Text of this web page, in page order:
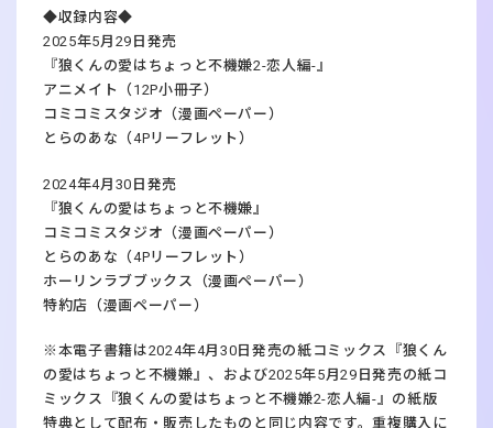
◆収録内容◆
2025年5月29日発売
『狼くんの愛はちょっと不機嫌2-恋人編-』
アニメイト（12P小冊子）
コミコミスタジオ（漫画ペーパー）
とらのあな（4Pリーフレット）
2024年4月30日発売
『狼くんの愛はちょっと不機嫌』
コミコミスタジオ（漫画ペーパー）
とらのあな（4Pリーフレット）
ホーリンラブブックス（漫画ペーパー）
特約店（漫画ペーパー）
※本電子書籍は2024年4月30日発売の紙コミックス『狼くん
の愛はちょっと不機嫌』、および2025年5月29日発売の紙コ
ミックス『狼くんの愛はちょっと不機嫌2-恋人編-』の紙版
特典として配布・販売したものと同じ内容です。重複購入に